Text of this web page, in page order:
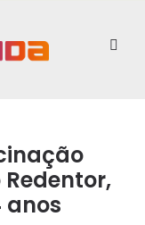
anos